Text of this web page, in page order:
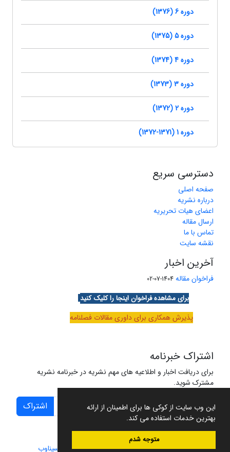
این وب سایت از کوکی ها برای اطمینان از ارائه
بهترین خدمات استفاده می کند.
متوجه شدم
دوره 6 (1376)
دوره 5 (1375)
دوره 4 (1374)
دوره 3 (1373)
دوره 2 (1372)
دوره 1 (1371-1372)
دسترسی سریع
صفحه اصلی
درباره نشریه
اعضای هیات تحریریه
ارسال مقاله
تماس با ما
نقشه سایت
آخرین اخبار
فراخوان مقاله 1404-07-02
برای مشاهده فراخوان اینجا را کلیک کنید
پذیرش همکاری برای داوری مقالات فصلنامه
اشتراک خبرنامه
برای دریافت اخبار و اطلاعیه های مهم نشریه در خبرنامه نشریه
مشترک شوید.
اشتراک
سامانه مدیریت نشریات علمی.طراحی و پیاده سازی از سیناوب